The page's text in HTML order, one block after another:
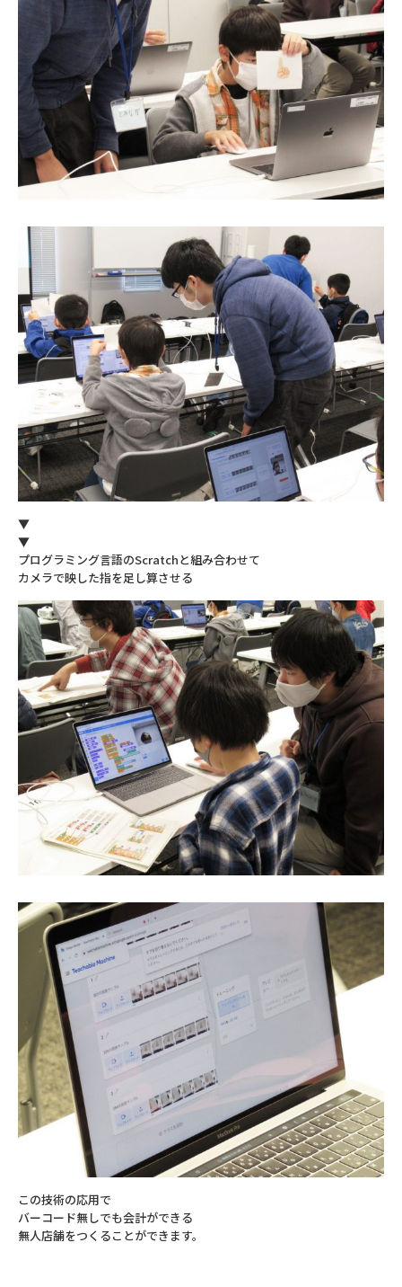
▼
▼
プログラミング言語のScratchと組み合わせて
カメラで映した指を足し算させる
この技術の応用で
バーコード無しでも会計ができる
無人店舗をつくることができます。